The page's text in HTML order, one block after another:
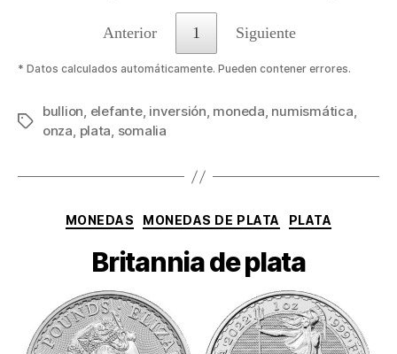
Anterior 1 Siguiente
* Datos calculados automáticamente. Pueden contener errores.
Etiquetas
bullion, elefante, inversión, moneda, numismática,
onza, plata, somalia
Categorías
MONEDAS MONEDAS DE PLATA PLATA
Britannia de plata